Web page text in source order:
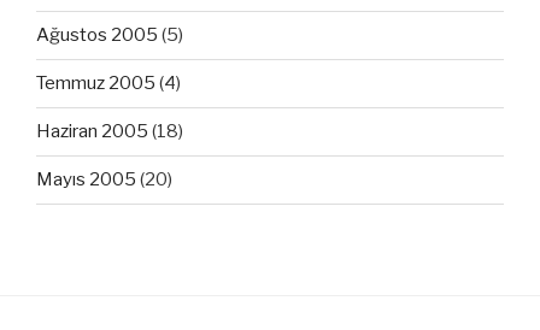
Ağustos 2005 (5)
Temmuz 2005 (4)
Haziran 2005 (18)
Mayıs 2005 (20)